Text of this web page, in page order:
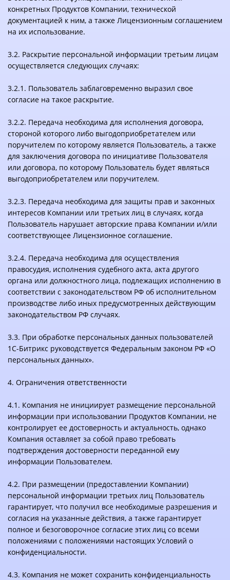
конкретных Продуктов Компании, технической
документацией к ним, а также Лицензионным соглашением
на их использование.
3.2. Раскрытие персональной информации третьим лицам
осуществляется следующих случаях:
3.2.1. Пользователь заблаговременно выразил свое
согласие на такое раскрытие.
3.2.2. Передача необходима для исполнения договора,
стороной которого либо выгодоприобретателем или
поручителем по которому является Пользователь, а также
для заключения договора по инициативе Пользователя
или договора, по которому Пользователь будет являться
выгодоприобретателем или поручителем.
3.2.3. Передача необходима для защиты прав и законных
интересов Компании или третьих лиц в случаях, когда
Пользователь нарушает авторские права Компании и/или
соответствующее Лицензионное соглашение.
3.2.4. Передача необходима для осуществления
правосудия, исполнения судебного акта, акта другого
органа или должностного лица, подлежащих исполнению в
соответствии с законодательством РФ об исполнительном
производстве либо иных предусмотренных действующим
законодательством РФ случаях.
3.3. При обработке персональных данных пользователей
1С-Битрикс руководствуется Федеральным законом РФ «О
персональных данных».
4. Ограничения ответственности
4.1. Компания не инициирует размещение персональной
информации при использовании Продуктов Компании, не
контролирует ее достоверность и актуальность, однако
Компания оставляет за собой право требовать
подтверждения достоверности переданной ему
информации Пользователем.
4.2. При размещении (предоставлении Компании)
персональной информации третьих лиц Пользователь
гарантирует, что получил все необходимые разрешения и
согласия на указанные действия, а также гарантирует
полное и безоговорочное согласие этих лиц со всеми
положениями с положениями настоящих Условий о
конфиденциальности.
4.3. Компания не может сохранить конфиденциальность